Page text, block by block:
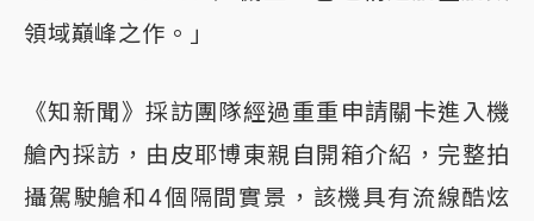
領域巔峰之作。」
《知新聞》採訪團隊經過重重申請關卡進入機
艙內採訪，由皮耶博東親自開箱介紹，完整拍
攝駕駛艙和4個隔間實景，該機具有流線酷炫